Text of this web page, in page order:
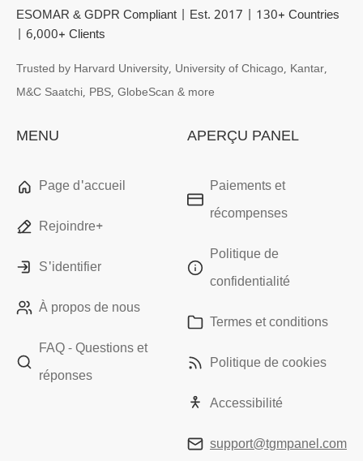
ESOMAR & GDPR Compliant | Est. 2017 | 130+ Countries
| 6,000+ Clients
Trusted by Harvard University, University of Chicago, Kantar,
M&C Saatchi, PBS, GlobeScan & more
MENU
Page d'accueil
Rejoindre+
S'identifier
À propos de nous
FAQ - Questions et
réponses
APERÇU PANEL
Paiements et
récompenses
Politique de
confidentialité
Termes et conditions
Politique de cookies
Accessibilité
support@tgmpanel.com